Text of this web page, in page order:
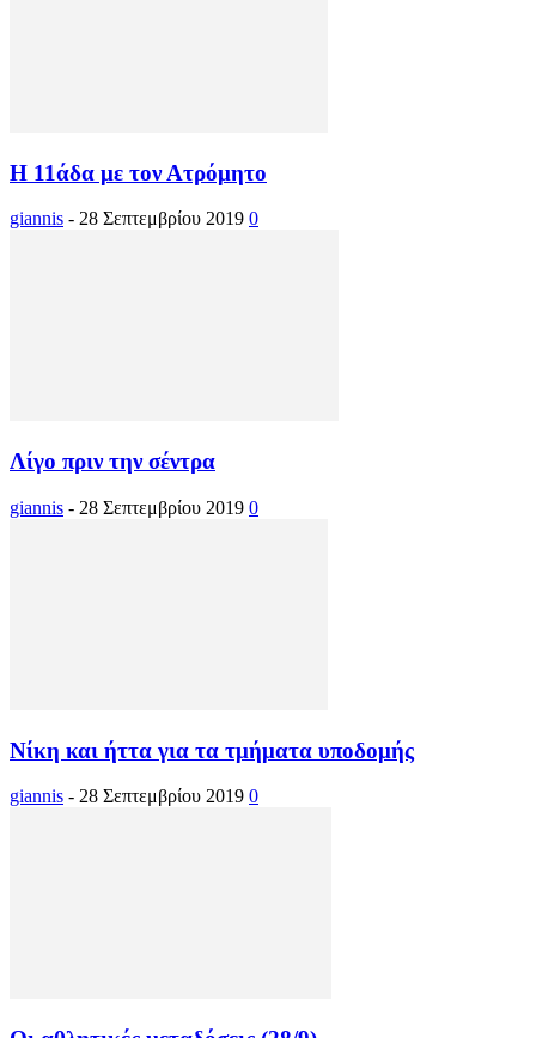
Η 11άδα με τον Ατρόμητο
giannis - 28 Σεπτεμβρίου 2019 0
Λίγο πριν την σέντρα
giannis - 28 Σεπτεμβρίου 2019 0
Νίκη και ήττα για τα τμήματα υποδομής
giannis - 28 Σεπτεμβρίου 2019 0